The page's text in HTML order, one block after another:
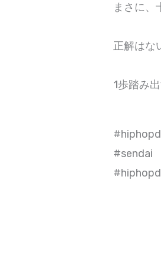
まさに、
正解はな
⁡1歩踏み
⁡#sendai